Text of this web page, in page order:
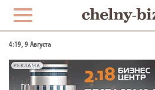
4:19, 9 Августа
РЕКЛАМА